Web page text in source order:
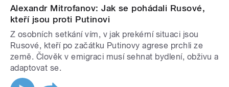
Alexandr Mitrofanov: Jak se pohádali Rusové,
kteří jsou proti Putinovi
Z osobních setkání vím, v jak prekérní situaci jsou
Rusové, kteří po začátku Putinovy agrese prchli ze
země. Člověk v emigraci musí sehnat bydlení, obživu a
adaptovat se.